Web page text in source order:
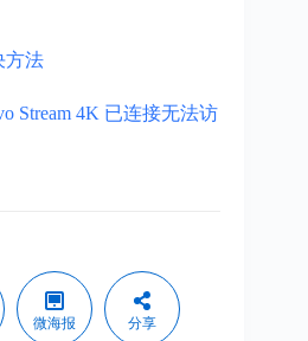
方法
Stream 4K 已连接无法访
微海报 分享